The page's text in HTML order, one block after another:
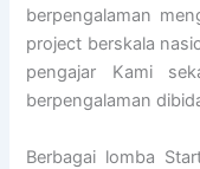
berpengalaman
project berskala
pengajar Kami
berpengalaman
Berbagai lomba